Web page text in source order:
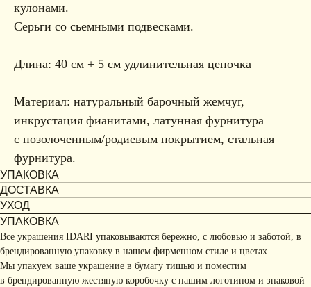
кулонами.
Серьги со сьемными подвесками.
Длина: 40 см + 5 см удлинительная цепочка
Материал: натуральный барочный жемчуг,
инкрустация фианитами, латунная фурнитура
с позолоченным/родиевым покрытием, стальная
фурнитура.
УПАКОВКА
ДОСТАВКА
УХОД
УПАКОВКА
Все украшения IDARI упаковываются бережно, с любовью и заботой, в
брендированную упаковку в нашем фирменном стиле и цветах.
Мы упакуем ваше украшение в бумагу тишью и поместим
в брендированную жестяную коробочку с нашим логотипом и знаковой